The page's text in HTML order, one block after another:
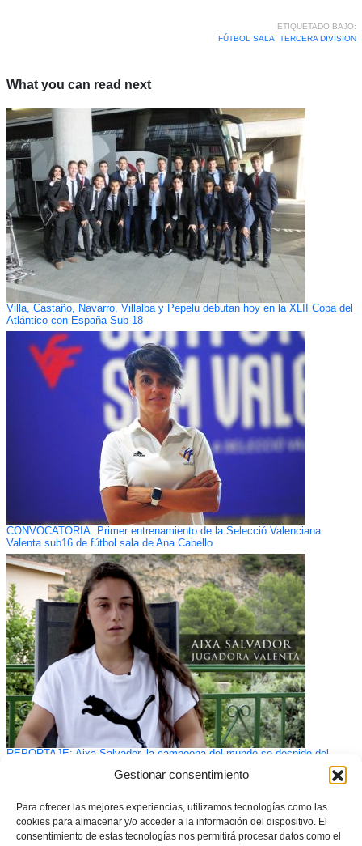
Gestionar consentimiento
Para ofrecer las mejores experiencias, utilizamos tecnologías como las
cookies para almacenar y/o acceder a la información del dispositivo. El
consentimiento de estas tecnologías nos permitirá procesar datos como el
ETIQUETADO BAJO:
FÚTBOL SALA
TERCERA DIVISION
What you can read next
Villa, Castaño, Navarro, Villalba y Pepelu debutan hoy en la XLII Copa del
Atlántico con España Sub-18
CONVOCATORIA: Primer entrenamiento de la Selecció Valenciana
Valenta sub16 de fútbol sala de Ana Cabello
REPORTAJE: Aixa Salvador, la campeona del mundo se despide del